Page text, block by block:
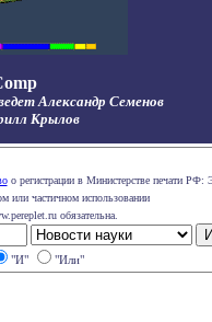
Александр Семенов
Крылов
о регистрации в Министерстве печати РФ:
или частичном использовании
обязательна.
"И" "Или"